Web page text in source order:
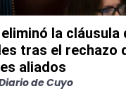
la cláusula
tras el rechazo
aliados
de Cuyo